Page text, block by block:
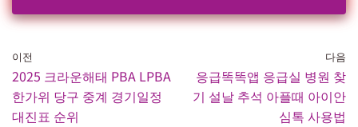
이전
2025 크라운해태 PBA LPBA
한가위 당구 중계 경기일정
대진표 순위
다음
응급똑똑앱 응급실 병원 찾
기 설날 추석 아플때 아이안
심톡 사용법